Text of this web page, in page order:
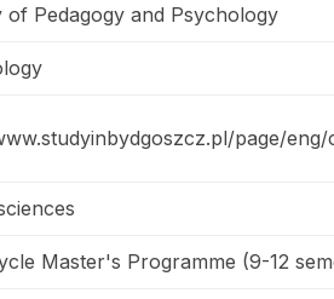
of Pedagogy and Psychology
page/
Master's Programme (9-12